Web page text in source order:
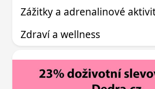
Zážitky a adrenalinové
Zdraví a wellness